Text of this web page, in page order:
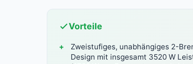
Vorteile
Zweistufiges, unabhängiges 2-
Design mit insgesamt 3520 W